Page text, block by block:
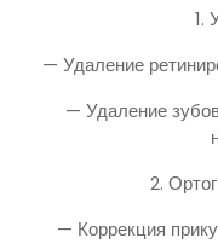
1.
— Удаление
— Удаление
2.
— Коррекция